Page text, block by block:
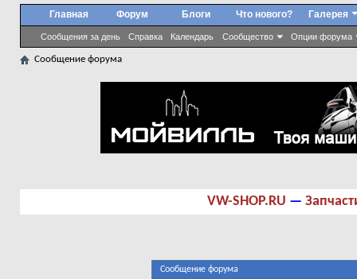
Главная Форум
Сообщения за день Справка Календарь Сообщество Опции форума
Блоги Что нового? Галерея
Сообщение форума
VW-SHOP.RU —
Сообщение форума